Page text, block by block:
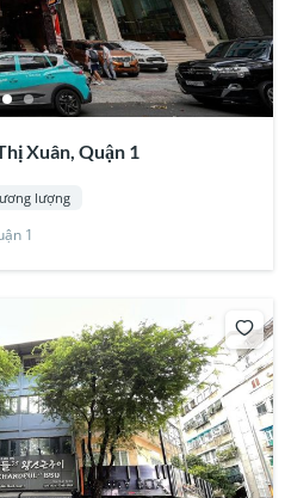
Xuân, Quận 1
lượng
1